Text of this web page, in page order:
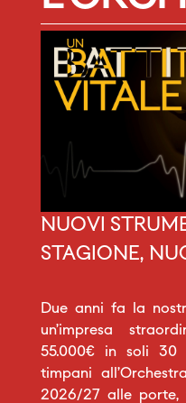
NUOVI
STAGIONE,
Due anni fa la
un’impresa
55.000€ in soli 30
timpani
2026/27 alle porte,